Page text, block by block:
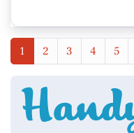
1 2 3 4 5